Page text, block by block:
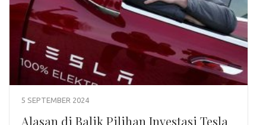
5 SEPTEMBER 2024
Alasan di Balik Pilihan Investasi Tesla